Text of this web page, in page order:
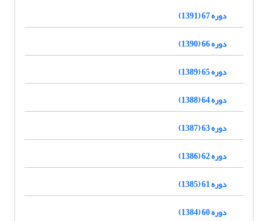
دوره 67 (1391)
دوره 66 (1390)
دوره 65 (1389)
دوره 64 (1388)
دوره 63 (1387)
دوره 62 (1386)
دوره 61 (1385)
دوره 60 (1384)